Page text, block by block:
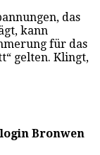
das
kann
für das
gelten. Klingt,
Bronwen